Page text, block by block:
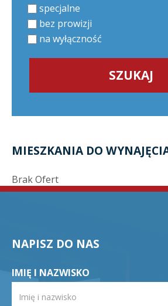
specjalne
bez prowizji
na wyłączność
MIESZKANIA DO
Brak Ofert
NAPISZ DO NAS
IMIĘ I NAZWISKO